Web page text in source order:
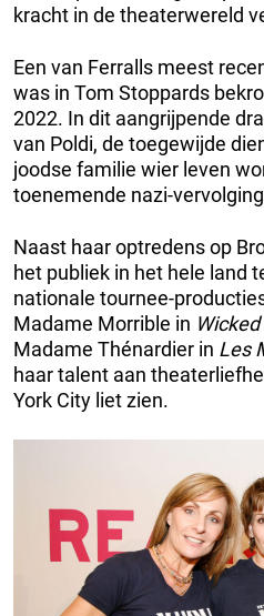
kracht in de theaterwereld
Een van Ferralls meest
was in Tom Stoppards
2022. In dit aangrijpende
van Poldi, de toegewijde
joodse familie wier leven
toenemende nazi-
Naast haar optredens op
het publiek in het hele land
nationale tournee-
Madame Morrible in Wicked
Madame Thénardier in Les
haar talent aan
York City liet zien.